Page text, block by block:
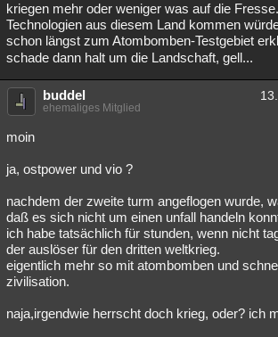
kriegen mehr oder weniger was auf die
Technologien aus diesem Land kommen
schon längst zum Atombomben-Testgebiet
schade dann halt um die Landschaft, gell...
buddel
ehemaliges Mitglied
moin
ja, ostpower und vio ?
nachdem der zweite turm angeflogen wurde,
daß es sich nicht um einen unfall handeln
ich habe tatsächlich für stunden, wenn nicht
der auslöser für den dritten weltkrieg.
eigentlich mehr so mit atombomben und
zivilisation.
naja,irgendwie herrscht doch krieg, oder? ich